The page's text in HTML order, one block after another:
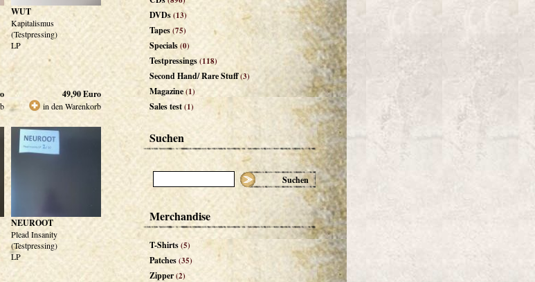
WUT
Kapitalismus
(Testpressing)
LP
49,90Euro
in den Warenkorb
NEUROOT
Plead Insanity
(Testpressing)
LP
DVDs(13)
Tapes(75)
Specials(0)
Testpressings(118)
Second Hand/ Rare Stuff(3)
Magazine(1)
Sales test(1)
Suchen
Suchen
Merchandise
T-Shirts(5)
Patches(35)
Zipper(2)